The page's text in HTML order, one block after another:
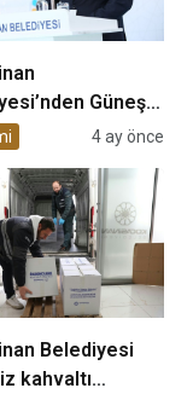
Güneş
Hamlesi
4 ay önce
Belediyesi
kahvaltı